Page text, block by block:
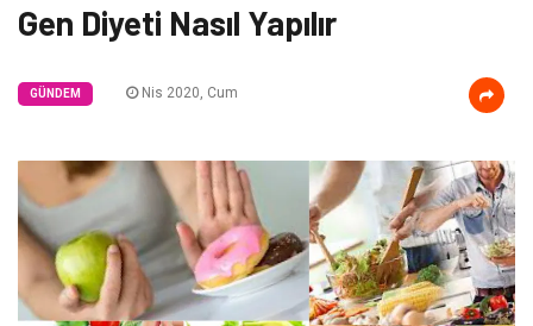
Gen Diyeti Nasıl Yapılır
GÜNDEM Nis 2020, Cum